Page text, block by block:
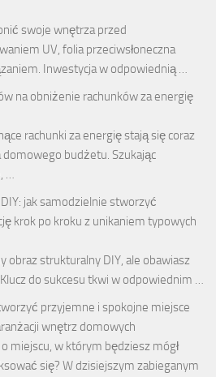
swoje wnętrza przed
UV, folia przeciwsłoneczna
Inwestycja w odpowiednią …
na obniżenie rachunków za energię
rachunki za energię stają się coraz
budżetu. Szukając
…
jak samodzielnie stworzyć
krok po kroku z unikaniem typowych
obraz strukturalny DIY, ale obawiasz
do sukcesu tkwi w odpowiednim …
przyjemne i spokojne miejsce
wnętrz domowych
miejscu, w którym będziesz mógł
się? W dzisiejszym zabieganym